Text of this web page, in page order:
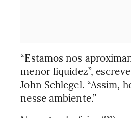
“Estamos nos
menor liquidez”,
John Schlegel. “Assim,
nesse ambiente.”